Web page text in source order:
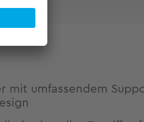
mit umfassendem